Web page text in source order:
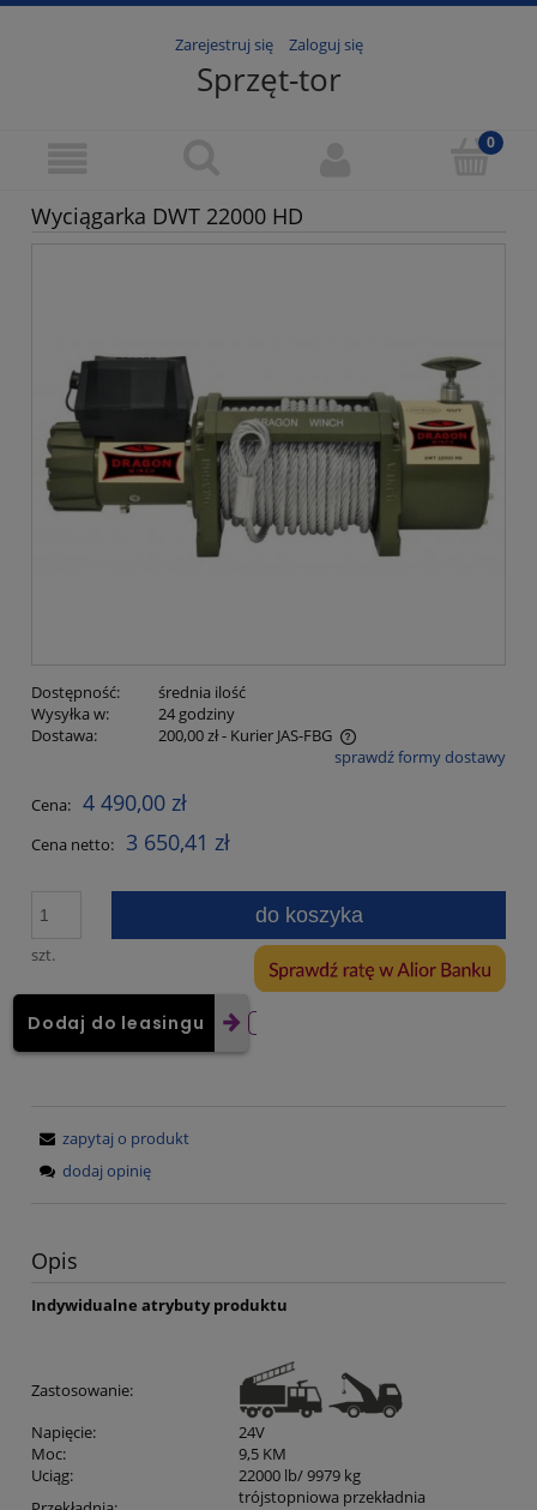
Zarejestruj się Zaloguj się
Sprzęt-tor
Wyciągarka DWT 22000 HD
Dostępność:
średnia ilość
Wysyłka w:
24 godziny
Dostawa:
200,00 zł- Kurier JAS-FBG
Cena nie zawiera ewentualnych kosztów płatnościsprawdź formy dostawy
Cena: 4 490,00 zł
Cena netto: 3 650,41 zł
szt.
do koszyka
Dodaj do leasingu
zapytaj o produkt
dodaj opinię
Opis
Indywidualne atrybuty produktu
Zastosowanie:
Napięcie:
24V
Moc:
9,5 KM
Uciąg:
22000 lb/ 9979 kg
trójstopniowa przekładnia